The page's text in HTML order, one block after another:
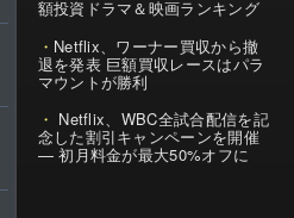
額投資ドラマ＆映画ランキング
Netflix、ワーナー買収から撤
退を発表 巨額買収レースはパラ
マウントが勝利
Netflix、WBC全試合配信を記
念した割引キャンペーンを開催
— 初月料金が最大50%オフに